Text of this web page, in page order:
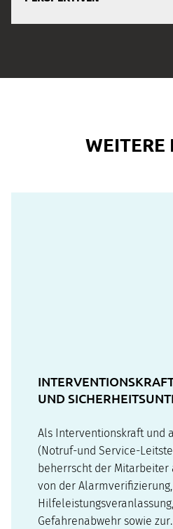
WEITERE
UND
Als Interventionskraft und
(Notruf-und Service-
beherrscht der Mitarbeiter
von der
Gefahrenabwehr sowie zur